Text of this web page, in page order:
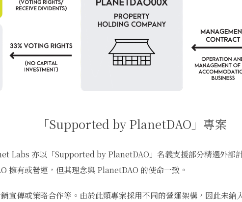
「Supported by PlanetDAO」專案
Labs 亦以「Supported by PlanetDAO」名義支援部分精選外部
擁有或營運，但其理念與 PlanetDAO 的使命一致。
宣傳或策略合作等。由於此類專案採用不同的營運架構，因此未納